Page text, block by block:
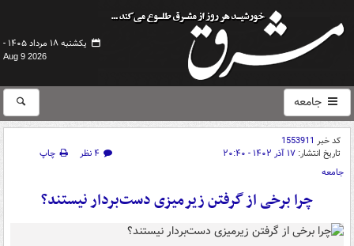
یکشنبه ۱۸ مرداد ۱۴۰۵ -
Aug 9 2026
جامعه
کد خبر 1553911
تاریخ انتشار: ۱۷ آذر ۱۴۰۲ - ۲۰:۴۰ ۴ نظر
چاپ
جامعه
چرا برخی از گرفتن زیرمیزی دست‌بردار نیستند؟